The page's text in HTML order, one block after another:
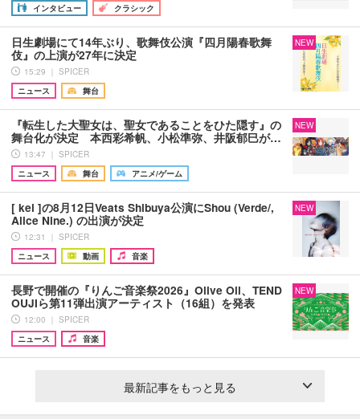
インタビュー
クラシック
日生劇場にて14年ぶり、歌舞伎公演『四月陽春歌舞
伎』の上演が27年に決定
15:29 ｜ SPICER
ニュース
舞台
NEW
『転生した大聖女は、聖女であることをひた隠す』の
舞台化が決定 本西彩希帆、小松準弥、井阪郁巳が…
13:47 ｜ SPICER
ニュース
舞台 アニメ/ゲーム
NEW
[ kei ]の8月12日Veats Shibuya公演にShou (Verde/,
Alice Nine.) の出演が決定
12:31 ｜ SPICER
ニュース
動画 音楽
NEW
長野で開催の『りんご音楽祭2026』Olive Oil、TEND
OUJIら第11弾出演アーティスト（16組）を発表
12:00 ｜ SPICER
ニュース
音楽
NEW
最新記事をもっと見る